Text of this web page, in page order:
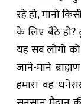
रहे हो, मानो
के लिए बैठे हो?
यह सब लोगों
जाने-माने
हमारा वह